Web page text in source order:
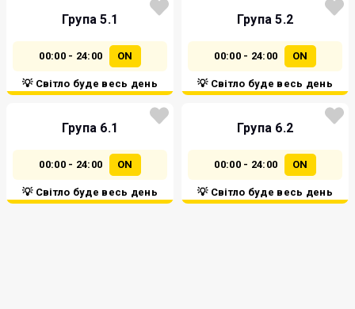
Група 5.1
00:00 - 24:00 ON
💡 Світло буде весь день
Група 5.2
00:00 - 24:00 ON
💡 Світло буде весь день
Група 6.1
00:00 - 24:00 ON
💡 Світло буде весь день
Група 6.2
00:00 - 24:00 ON
💡 Світло буде весь день